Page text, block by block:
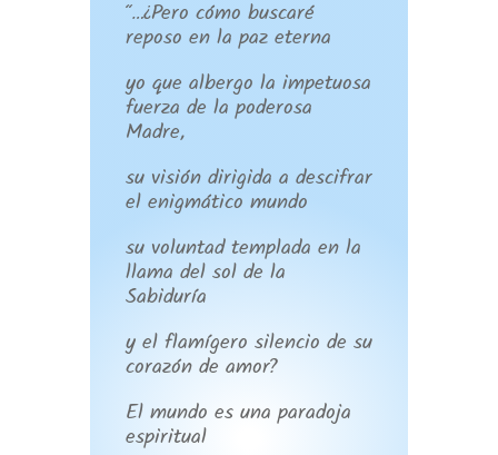
“…¿Pero cómo buscaré
reposo en la paz eterna
yo que albergo la impetuosa
fuerza de la poderosa
Madre,
su visión dirigida a descifrar
el enigmático mundo
su voluntad templada en la
llama del sol de la
Sabiduría
y el flamígero silencio de su
corazón de amor?
El mundo es una paradoja
espiritual